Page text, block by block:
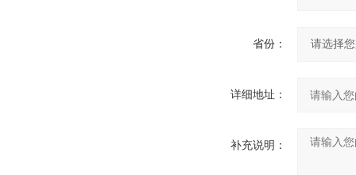
省份：
详细地址：
补充说明：